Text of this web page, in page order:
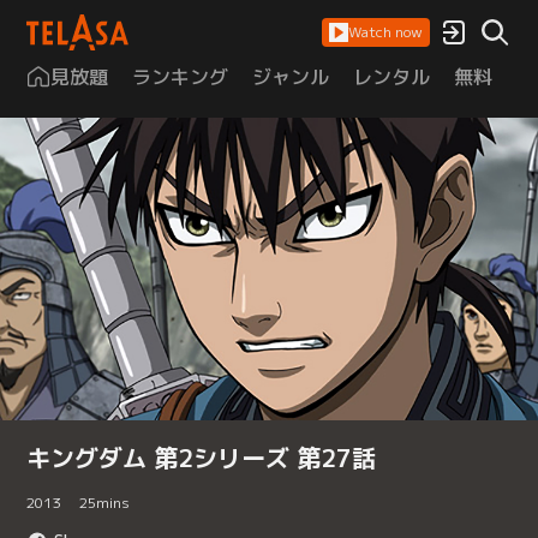
Watch now
見放題 ランキング ジャンル レンタル 無料
キングダム 第2シリーズ 第27話
2013 25mins